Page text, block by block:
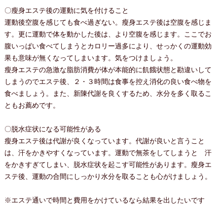
〇瘦身エステ後の運動に気を付けること
運動後空腹を感じても食べ過ぎない。瘦身エステ後は空腹を感じま
す。更に運動で体を動かした後は、より空腹を感じます。ここでお
腹いっぱい食べてしまうとカロリー過多により、せっかくの運動効
果も意味が無くなってしまいます。気をつけましょう。
瘦身エステの急激な脂肪消費が体が本能的に飢餓状態と勘違いして
しまうのでエステ後、２・３時間は食事を控え消化の良い食べ物を
食べましょう。また、新陳代謝を良くするため、水分を多く取るこ
ともお薦めです。
〇脱水症状になる可能性がある
瘦身エステ後は代謝が良くなっています。代謝が良いと言うこと
は、汗をかきやすくなっています。運動で無茶をしてしまうと 汗
をかきすぎてしまい、脱水症状を起こす可能性があります。瘦身エ
ステ後、運動の合間にしっかり水分を取ることも心がけましょう。
※エステ通いで時間と費用をかけているなら結果を出したいです